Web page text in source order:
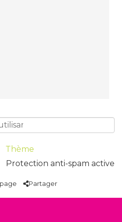
Thème
Protection anti-spam active
Partager